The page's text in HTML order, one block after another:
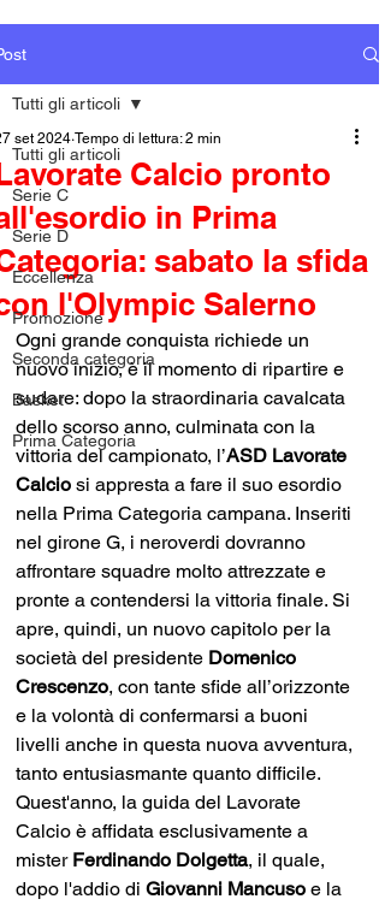
Tutti gli articoli
Serie C
Serie D
Eccellenza
Promozione
Seconda categoria
Basket
Prima Categoria
Tutti gli articoli
Calcio pronto
in Prima
sabato la sfida
l'Olympic Salerno
set 2024 Tempo di lettura: 2 min
Ogni grande conquista richiede un
nuovo inizio, è il momento di ripartire e
sudare: dopo la straordinaria cavalcata
dello scorso anno, culminata con la
vittoria del campionato, l’ASD Lavorate
Calcio si appresta a fare il suo esordio
nella Prima Categoria campana. Inseriti
nel girone G, i neroverdi dovranno
affrontare squadre molto attrezzate e
pronte a contendersi la vittoria finale. Si
apre, quindi, un nuovo capitolo per la
società del presidente Domenico
Crescenzo, con tante sfide all’orizzonte
e la volontà di confermarsi a buoni
livelli anche in questa nuova avventura,
tanto entusiasmante quanto difficile.
Quest'anno, la guida del Lavorate
Calcio è affidata esclusivamente a
mister Ferdinando Dolgetta, il quale,
dopo l'addio di Giovanni Mancuso e la